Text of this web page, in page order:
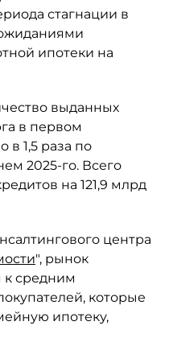
стагнации в
ипотеки на
выданных
в первом
в 1,5 раза по
2025-го. Всего
на 121,9 млрд
центра
", рынок
к средним
которые
ипотеку,